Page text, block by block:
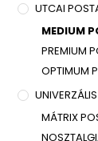
UTCAI
MEDIUM
PREMIUM
OPTIMUM
MÁTRIX